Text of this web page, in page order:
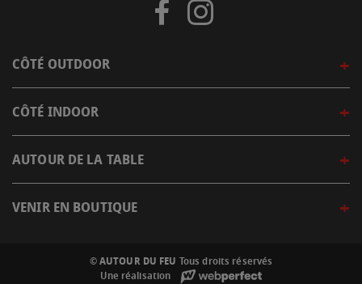
CÔTÉ OUTDOOR
CÔTÉ INDOOR
AUTOUR DE LA TABLE
VENIR EN BOUTIQUE
© AUTOUR DU FEU Tous droits réservés
Une réalisation